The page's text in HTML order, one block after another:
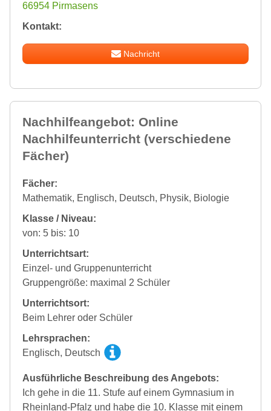
66954 Pirmasens
Kontakt:
Nachricht
Nachhilfeangebot: Online
Nachhilfeunterricht (verschiedene
Fächer)
Fächer:
Mathematik, Englisch, Deutsch, Physik, Biologie
Klasse / Niveau:
von: 5 bis: 10
Unterrichtsart:
Einzel- und Gruppenunterricht
Gruppengröße: maximal 2 Schüler
Unterrichtsort:
Beim Lehrer oder Schüler
Lehrsprachen:
Englisch, Deutsch
Ausführliche Beschreibung des Angebots:
Ich gehe in die 11. Stufe auf einem Gymnasium in
Rheinland-Pfalz und habe die 10. Klasse mit einem